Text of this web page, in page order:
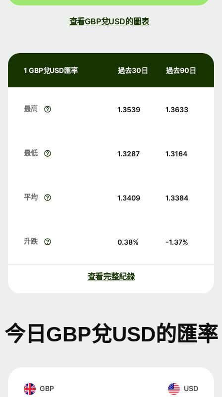
查看GBP兌USD的圖表
1 GBP兌USD匯率 過去30日 過去90日
最高 1.3539 1.3633
最低 1.3287 1.3164
平均 1.3409 1.3384
升跌 0.38% -1.37%
查看完整紀錄
今日GBP兌USD的匯率
GBP USD